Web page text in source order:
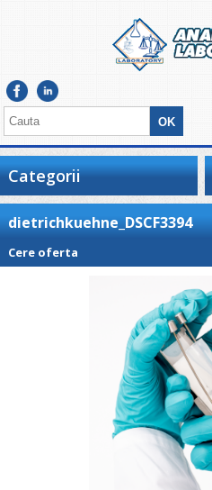
Categorii
dietrichkuehne_DSCF3394
Cere oferta